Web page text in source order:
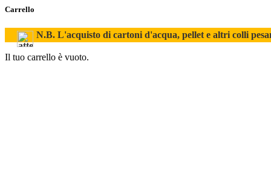
Carrello
N.B. L'acquisto di cartoni d'acqua, pellet e altri colli
Il tuo carrello è vuoto.